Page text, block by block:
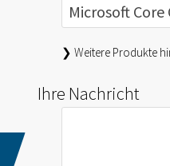
Microsoft Core
❯ Weitere Produkte
Ihre Nachricht